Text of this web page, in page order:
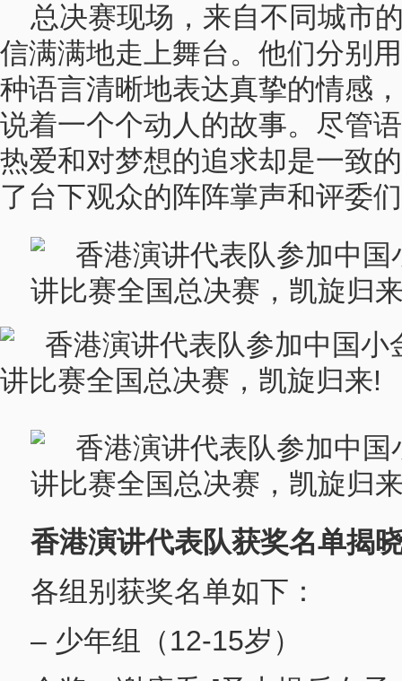
总决赛现场，来自不同城市
信满满地走上舞台。他们分别
种语言清晰地表达真挚的情感
说着一个个动人的故事。尽管
热爱和对梦想的追求却是一致
了台下观众的阵阵掌声和评委
香港演讲代表队获奖名单揭
各组别获奖名单如下：
– 少年组（12-15岁）